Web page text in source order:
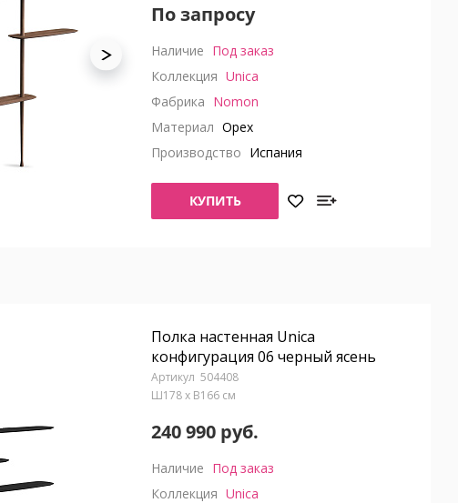
По запросу
Наличие Под заказ
Коллекция Unica
Фабрика Nomon
Материал Орех
Производство Испания
КУПИТЬ
Полка настенная Unica
конфигурация 06 черный ясень
504408
Ш178 x В166 см
240 990 руб.
Наличие Под заказ
Коллекция Unica